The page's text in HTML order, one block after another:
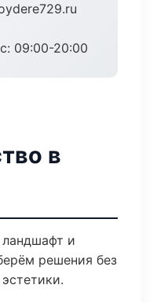
09:00-20:00
в
и
решения без